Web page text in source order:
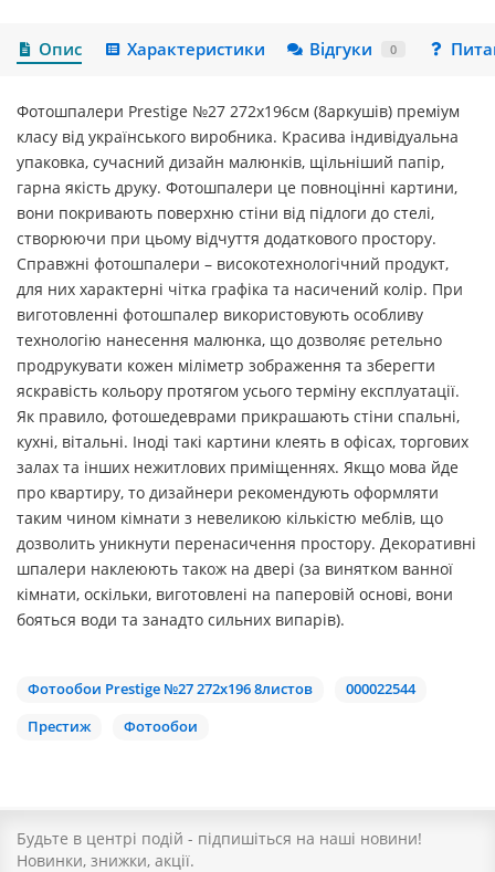
Опис Характеристики Відгуки 0
Фотошпалери Prestige №27 272х196см (8аркушів) преміум
класу від українського виробника. Красива індивідуальна
упаковка, сучасний дизайн малюнків, щільніший папір,
гарна якість друку. Фотошпалери це повноцінні картини,
вони покривають поверхню стіни від підлоги до стелі,
створюючи при цьому відчуття додаткового простору.
Справжні фотошпалери – високотехнологічний продукт,
для них характерні чітка графіка та насичений колір. При
виготовленні фотошпалер використовують особливу
технологію нанесення малюнка, що дозволяє ретельно
продрукувати кожен міліметр зображення та зберегти
яскравість кольору протягом усього терміну експлуатації.
Як правило, фотошедеврами прикрашають стіни спальні,
кухні, вітальні. Іноді такі картини клеять в офісах, торгових
залах та інших нежитлових приміщеннях. Якщо мова йде
про квартиру, то дизайнери рекомендують оформляти
таким чином кімнати з невеликою кількістю меблів, що
дозволить уникнути перенасичення простору. Декоративні
шпалери наклеюють також на двері (за винятком ванної
кімнати, оскільки, виготовлені на паперовій основі, вони
бояться води та занадто сильних випарів).
Фотообои Prestige №27 272х196 8листов
000022544
Престиж
Фотообои
Будьте в центрі подій - підпишіться на наші новини!
Новинки, знижки, акції.